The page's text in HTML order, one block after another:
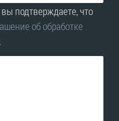
подтверждаете, что
об обработке
.